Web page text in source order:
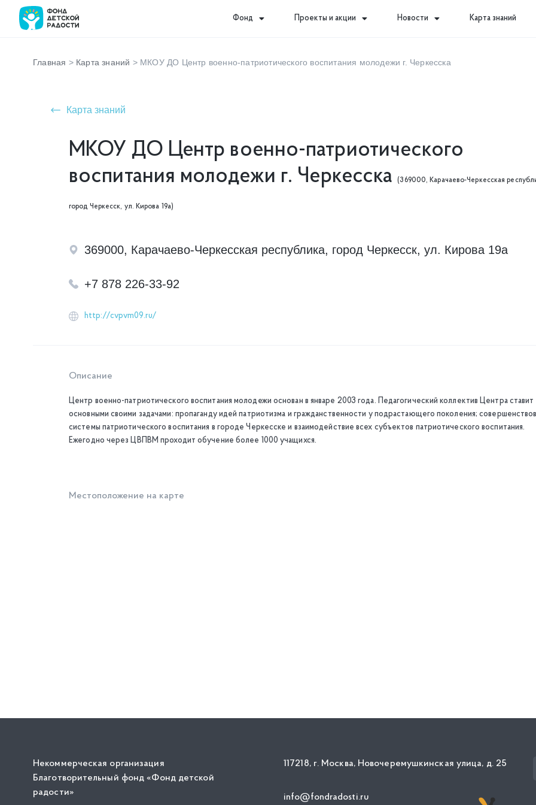
Фонд Проекты и акции Новости Карта знаний
Главная > Карта знаний > МКОУ ДО Центр военно-патриотического воспитания молодежи г. Черкесска
Карта знаний
МКОУ ДО Центр военно-патриотического
воспитания молодежи г. Черкесска(369000, Карачаево-Черкесская
город Черкесск, ул. Кирова 19а)
369000, Карачаево-Черкесская республика, город Черкесск, ул. Кирова 19а
+7 878 226-33-92
http://cvpvm09.ru/
Описание
Центр военно-патриотического воспитания молодежи основан в январе 2003 года. Педагогический коллектив Центра ставит
основными своими задачами: пропаганду идей патриотизма и гражданственности у подрастающего поколения;
системы патриотического воспитания в городе Черкесске и взаимодействие всех субъектов патриотического воспитания.
Ежегодно через ЦВПВМ проходит обучение более 1000 учащихся.
Местоположение на карте
Некоммерческая организация
Благотворительный фонд «Фонд детской
радости»
117218, г. Москва, Новочеремушкинская улица, д. 25
info@fondradosti.ru